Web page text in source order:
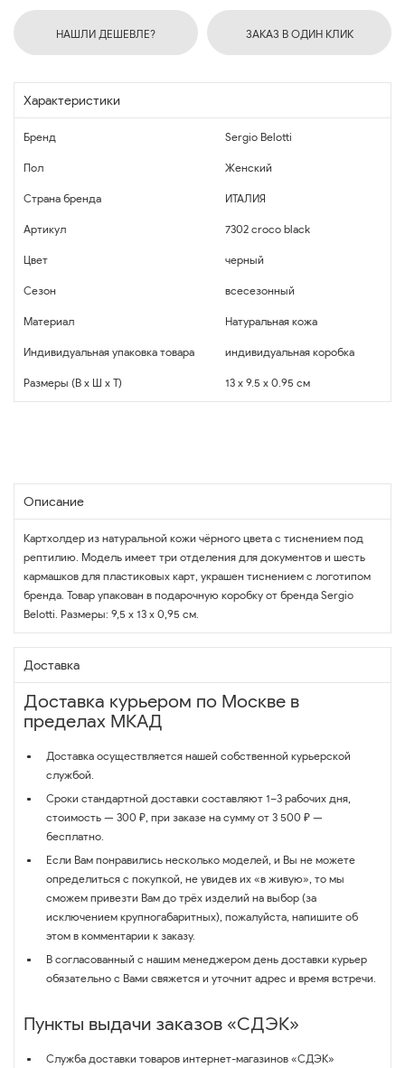
НАШЛИ ДЕШЕВЛЕ? ЗАКАЗ В ОДИН КЛИК
Характеристики
Бренд Sergio Belotti
Пол Женский
Страна бренда ИТАЛИЯ
Артикул 7302 croco black
Цвет черный
Сезон всесезонный
Материал Натуральная кожа
Индивидуальная упаковка товара индивидуальная коробка
Размеры (В x Ш x Т) 13 x 9.5 x 0.95 см
Описание
Картхолдер из натуральной кожи чёрного цвета с тиснением под
рептилию. Модель имеет три отделения для документов и шесть
кармашков для пластиковых карт, украшен тиснением с логотипом
бренда. Товар упакован в подарочную коробку от бренда Sergio
Belotti. Размеры: 9,5 x 13 x 0,95 см.
Доставка
Доставка курьером по Москве в
пределах МКАД
Доставка осуществляется нашей собственной курьерской
службой.
Сроки стандартной доставки составляют 1–3 рабочих дня,
стоимость — 300 ₽, при заказе на сумму от 3 500 ₽ —
бесплатно.
Если Вам понравились несколько моделей, и Вы не можете
определиться с покупкой, не увидев их «в живую», то мы
сможем привезти Вам до трёх изделий на выбор (за
исключением крупногабаритных), пожалуйста, напишите об
этом в комментарии к заказу.
В согласованный с нашим менеджером день доставки курьер
обязательно с Вами свяжется и уточнит адрес и время встречи.
Пункты выдачи заказов «СДЭК»
Служба доставки товаров интернет-магазинов «СДЭК»